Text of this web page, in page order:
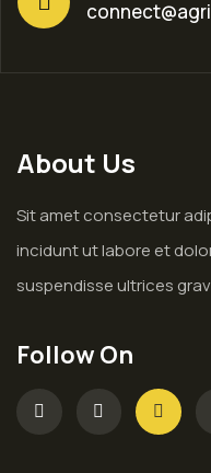
About Us
Sit amet consectetur
incidunt ut labore et
suspendisse ultrices
Follow On